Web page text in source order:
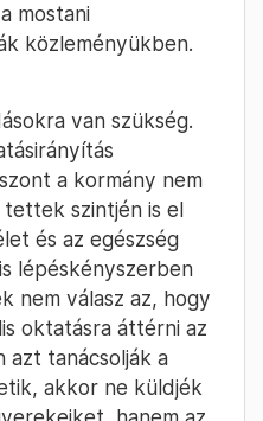
mostani
közleményükben.
van szükség.
a kormány nem
tettek szintjén is el
és az egészség
lépéskényszerben
nem válasz az, hogy
oktatásra áttérni az
azt tanácsolják a
akkor ne küldjék